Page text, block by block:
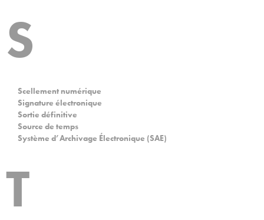
S
Scellement numérique
Signature électronique
Sortie définitive
Source de temps
Système d’Archivage Électronique (SAE)
T